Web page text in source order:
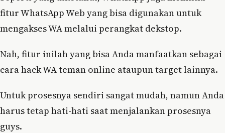
fitur WhatsApp Web yang bisa digunakan untuk
mengakses WA melalui perangkat dekstop.
Nah, fitur inilah yang bisa Anda manfaatkan sebagai
cara hack WA teman online ataupun target lainnya.
Untuk prosesnya sendiri sangat mudah, namun Anda
harus tetap hati-hati saat menjalankan prosesnya
guys.